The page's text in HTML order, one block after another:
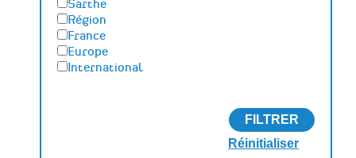
Sarthe
Région
France
Europe
International